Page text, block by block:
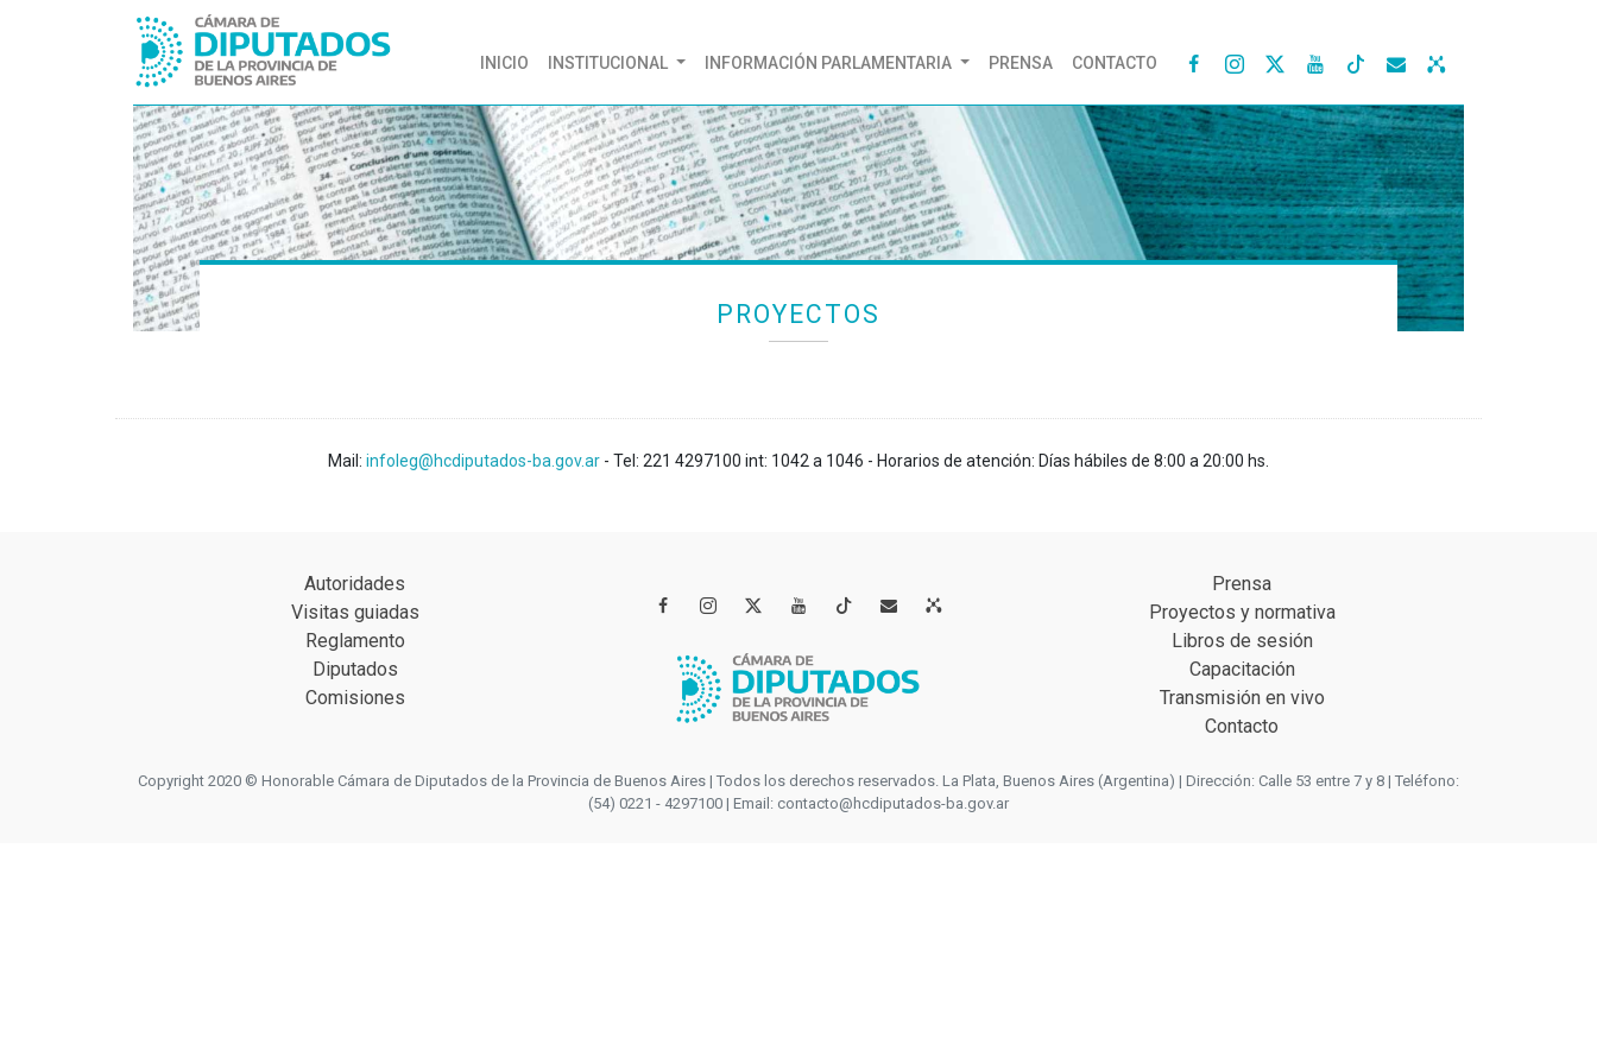
INICIO (CURRENT)
INSTITUCIONAL INFORMACIÓN PARLAMENTARIA PRENSA CONTACTO    
PROYECTOS
Mail: infoleg@hcdiputados-ba.gov.ar - Tel: 221 4297100 int: 1042 a 1046 - Horarios de atención: Días hábiles de 8:00 a 20:00 hs.
Autoridades
Visitas guiadas
Reglamento
Diputados
Comisiones
   
Prensa
Proyectos y normativa
Libros de sesión
Capacitación
Transmisión en vivo
Contacto
Copyright 2020 © Honorable Cámara de Diputados de la Provincia de Buenos Aires | Todos los derechos reservados. La Plata, Buenos Aires (Argentina) | Dirección: Calle 53 entre 7 y 8 | Teléfono:
(54) 0221 - 4297100 | Email: contacto@hcdiputados-ba.gov.ar